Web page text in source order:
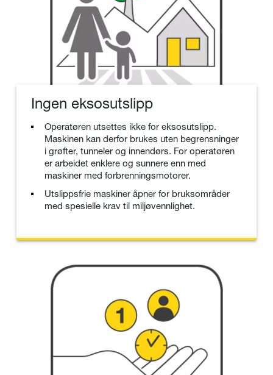
Ingen eksosutslipp
Operatøren utsettes ikke for eksosutslipp.
Maskinen kan derfor brukes uten begrensninger
i grøfter, tunneler og innendørs. For operatøren
er arbeidet enklere og sunnere enn med
maskiner med forbrenningsmotorer.
Utslippsfrie maskiner åpner for bruksområder
med spesielle krav til miljøvennlighet.